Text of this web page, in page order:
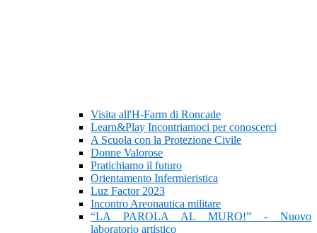
Visita all'H-Farm di Roncade
Learn&Play Incontriamoci per conoscerci
A Scuola con la Protezione Civile
Donne Valorose
Pratichiamo il futuro
Orientamento Infermieristica
Luz Factor 2023
Incontro Areonautica militare
“LA PAROLA AL MURO!” - Nuovo
laboratorio artistico